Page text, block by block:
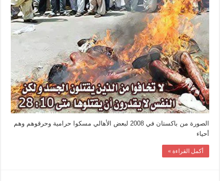
الصورة من باكستان في 2008 لبعض الأهالي مسكوا حرامية وحرقوهم وهم
أحياء
أكمل القراءة »